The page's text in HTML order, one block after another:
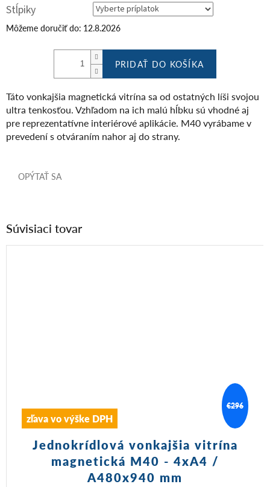
Stĺpiky
Môžeme doručiť do: 12.8.2026
PRIDAŤ DO KOŠÍKA
Táto vonkajšia magnetická vitrína sa od ostatných líši svojou
ultra tenkosťou. Vzhľadom na ich malú hĺbku sú vhodné aj
pre reprezentatívne interiérové ​​aplikácie. M40 vyrábame v
prevedení s otváraním nahor aj do strany.
OPÝTAŤ SA
Súvisiaci tovar
zľava vo výške DPH
€296
Jednokrídlová vonkajšia vitrína
magnetická M40 - 4xA4 /
A480x940 mm